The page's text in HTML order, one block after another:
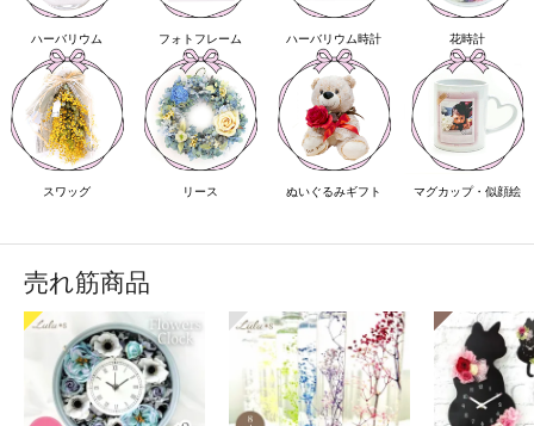
ハーバリウム フォトフレーム ハーバリウム時計 花時計
スワッグ リース ぬいぐるみギフト マグカップ・似顔絵
売れ筋商品